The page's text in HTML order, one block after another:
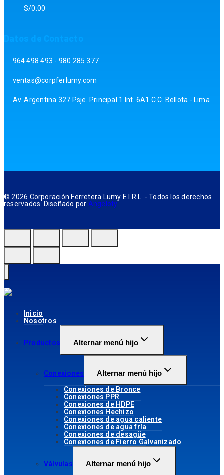
S/0.00
964 498 493 - 980 285 377
ventas@corpferlumy.com
Av. Argentina 327 Psje. Principal 1 Int. 6A1 C.C. Bellota - Lima
© 2026 Corporación Ferretera Lumy E.I.R.L. - Todos los derechos
reservados. Diseñado por Angeloty
Inicio
Nosotros
Productos Alternar menú hijo
Conexiones Alternar menú hijo
Conexiones de Bronce
Conexiones PPR
Conexiones de HDPE
Conexiones Hechizo
Conexiones de agua caliente
Conexiones de agua fría
Conexiones de desagüe
Conexiones de Fierro Galvanizado
Válvulas Alternar menú hijo